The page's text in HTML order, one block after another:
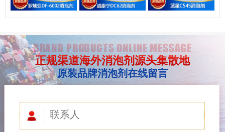
BRAND PRODUCTS ONLINE MESSAGE
正规渠道海外消泡剂源头集散地
原装品牌消泡剂在线留言